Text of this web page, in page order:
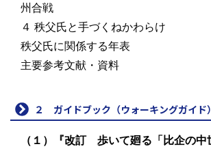
州合戦
４ 秩父氏と手づくねかわらけ
秩父氏に関係する年表
主要参考文献・資料
２ ガイドブック（ウォーキングガイド）
（１）『改訂 歩いて廻る「比企の中